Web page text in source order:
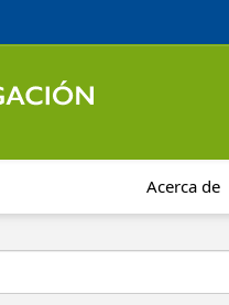
Acerca de